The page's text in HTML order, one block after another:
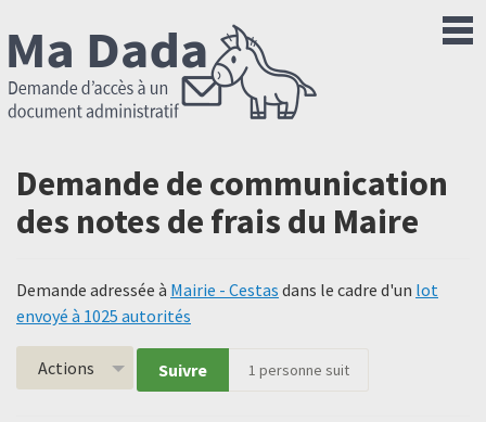
Demande de communication
des notes de frais du Maire
Demande adressée à Mairie - Cestas dans le cadre d'un lot
envoyé à 1025 autorités
Actions Suivre 1 personne suit